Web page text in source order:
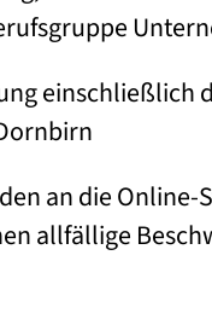
einschließlich
an die
allfällige